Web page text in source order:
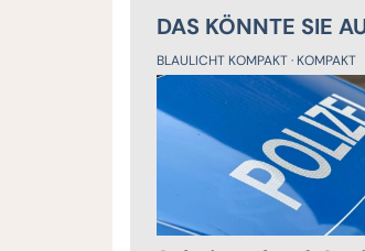
DAS KÖNNTE SIE
BLAULICHT KOMPAKT KOMPAKT